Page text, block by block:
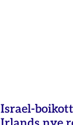
Israel-